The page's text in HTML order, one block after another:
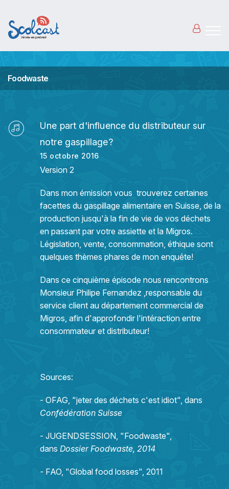
Foodwaste
Une part d'influence du distributeur sur
notre gaspillage?
15 octobre 2016
Version 2
Dans mon émission vous trouverez certaines
facettes du gaspillage alimentaire en Suisse, de la
production jusqu'à la fin de vie de vos déchets
en passant par votre assiette et la Migros.
Législation, vente, consommation, éthique sont
quelques thèmes phares de mon enquête!
Dans ce cinquième épisode nous rencontrons
Monsieur Philipe Fernandez ,responsable du
service client au département commercial de
Migros, afin d'approfondir l'intéraction entre
consommateur et distributeur!
Sources:
- OFAG, "jeter des déchets c'est idiot", dans
Confédération Suisse
- JUGENDSESSION, "Foodwaste",
dans Dossier Foodwaste, 2014
- FAO, "Global food losses", 2011